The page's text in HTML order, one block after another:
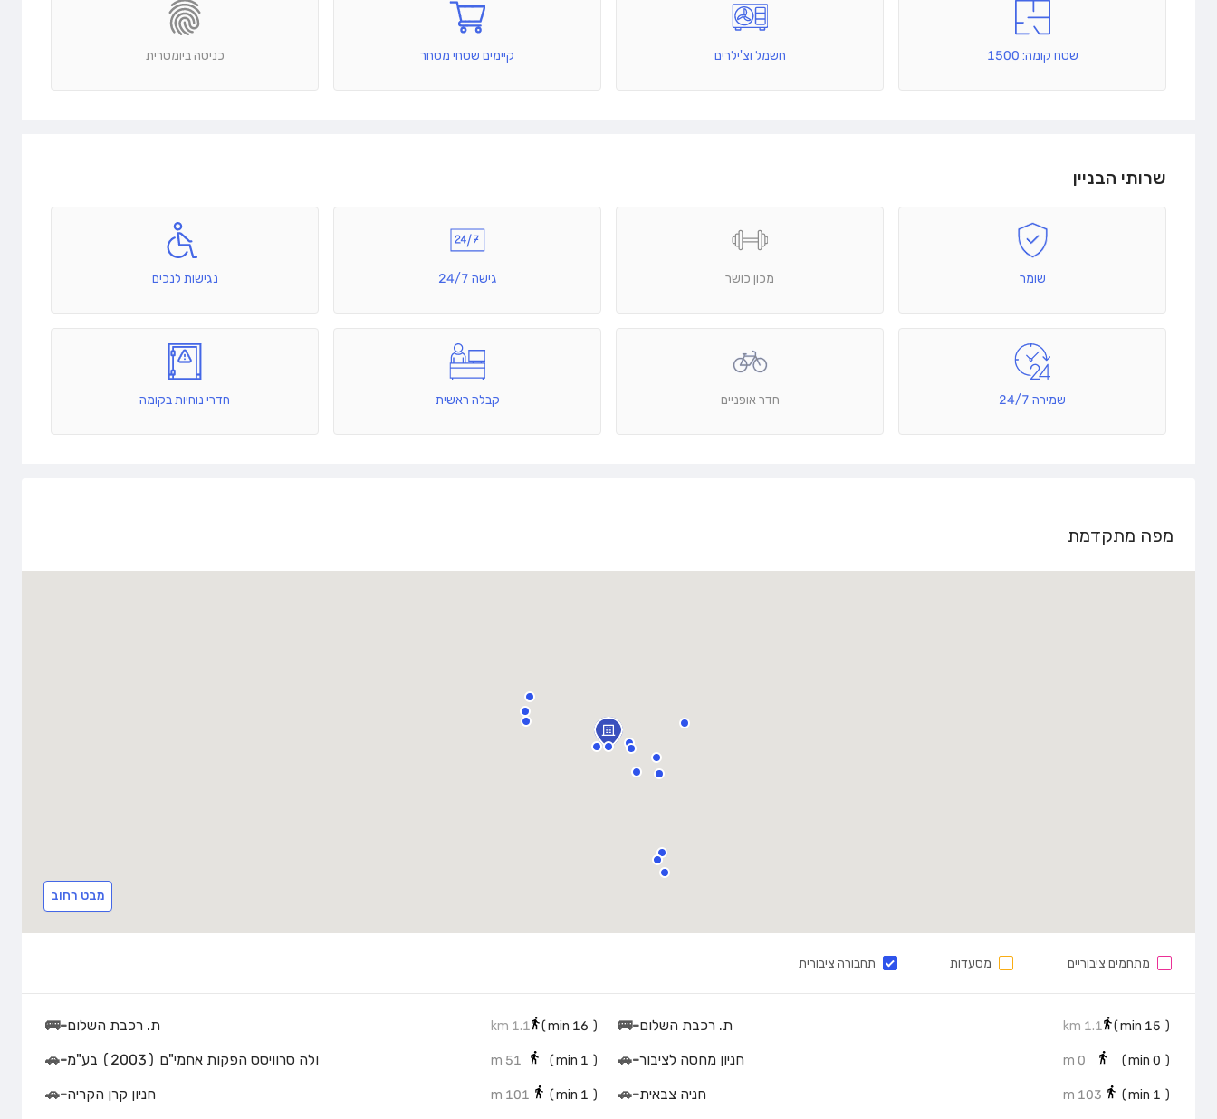
שטח קומה: 1500 חשמל וצ'ילרים קיימים שטחי מסחר כניסה ביומטרית
שרותי הבניין
שומר מכון כושר גישה 24/7 נגישות לנכים
שמירה 24/7 חדר אופניים קבלה ראשית חדרי נוחיות בקומה
מפה מתקדמת
מבט רחוב
מתחמים ציבוריים מסעדות תחבורה ציבורית
(
15
1.1 km ת. רכבת השלום-
🚌
(
16
1.1 km ת. רכבת השלום-
🚌
(
0
0 m חניון מחסה לציבור-
🚗
(
1
51 m ולה סרוויסס הפקות אחמי"ם (2003) בע"מ -
🚗
(
1
103 m חניה צבאית-
🚗
(
1
101 m חניון קרן הקריה-
🚗